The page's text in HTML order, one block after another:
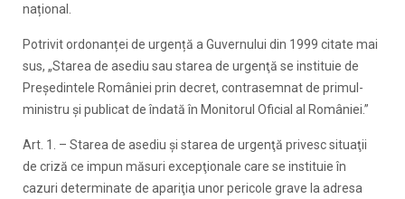
național.
Potrivit ordonanței de urgență a Guvernului din 1999 citate mai
sus, „Starea de asediu sau starea de urgenţă se instituie de
Preşedintele României prin decret, contrasemnat de primul-
ministru şi publicat de îndată în Monitorul Oficial al României.”
Art. 1. – Starea de asediu şi starea de urgenţă privesc situaţii
de criză ce impun măsuri excepţionale care se instituie în
cazuri determinate de apariţia unor pericole grave la adresa